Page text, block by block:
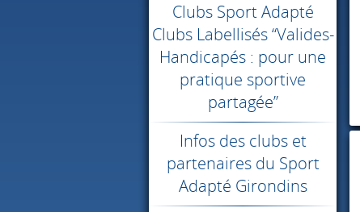
Clubs Sport Adapté
Clubs Labellisés “Valides-
Handicapés : pour une
pratique sportive
partagée”
Infos des clubs et
partenaires du Sport
Adapté Girondins